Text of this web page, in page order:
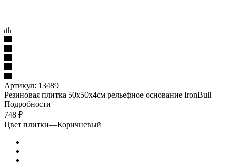
Артикул: 13489
Резиновая плитка 50х50х4см рельефное основание IronBull
Подробности
748 ₽
Цвет плитки—Коричневый